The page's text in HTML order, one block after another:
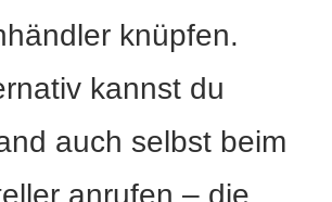
knüpfen.
kannst du
auch selbst beim
anrufen – die